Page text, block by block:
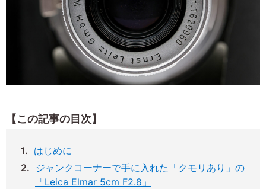
【この記事の目次】
はじめに
ジャンクコーナーで手に入れた「クモリあり」の
「Leica Elmar 5cm F2.8」